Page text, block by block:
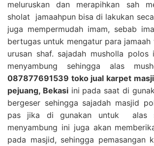
meluruskan dan merapihkan sah
sholat jamaahpun bisa di lakukan
juga mempermudah imam, sebab
bertugas untuk mengatur para jamaah
urusan shaf. sajadah musholla
menyambung sehingga alas
087877691539 toko jual karpet
pejuang, Bekasiini pada saat di
bergeser sehingga sajadah masjid
pas jika di gunakan untuk alas
menyambung ini juga akan
pada masjid, sehingga pemasangan